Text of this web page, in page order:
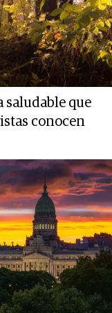
saludable que
conocen